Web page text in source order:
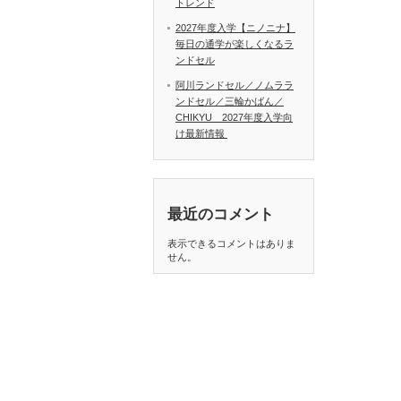
トレンド
2027年度入学【ニノニナ】
毎日の通学が楽しくなるラ
ンドセル
阿川ランドセル／ノムララ
ンドセル／三輪かばん／
CHIKYU 2027年度入学向
け最新情報
最近のコメント
表示できるコメントはありま
せん。